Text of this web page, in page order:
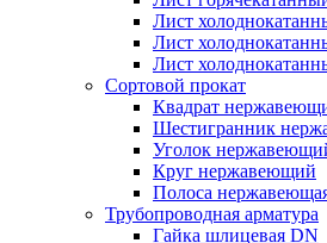
Лист
Лист
Лист
Сортовой прокат
Квадрат
Шестигранник
Уголок
Круг нержавеющий
Полоса
Трубопроводная арматура
Гайка шлицевая DN